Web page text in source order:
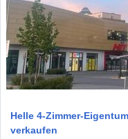
Helle 4-Zimmer-
verkaufen